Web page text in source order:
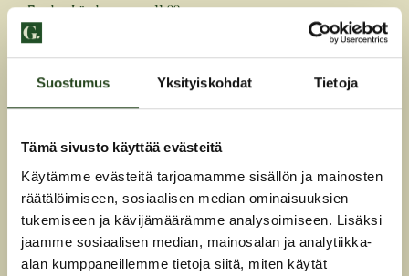
Suostumus Yksityiskohdat Tietoja
Tämä sivusto käyttää evästeitä
Käytämme evästeitä tarjoamamme sisällön ja mainosten
räätälöimiseen, sosiaalisen median ominaisuuksien
tukemiseen ja kävijämäärämme analysoimiseen. Lisäksi
jaamme sosiaalisen median, mainosalan ja analytiikka-
alan kumppaneillemme tietoja siitä, miten käytät
Fredag-Lördag
11-22
Söndag
Facebook
PUHELIN